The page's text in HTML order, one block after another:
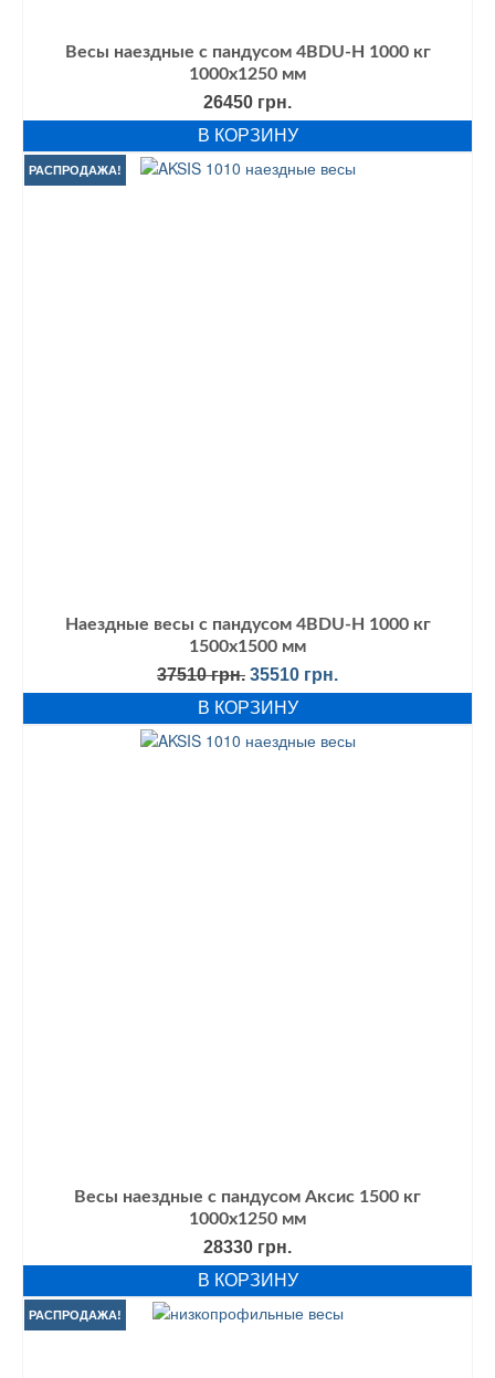
Весы наездные с пандусом 4BDU-Н 1000 кг
1000х1250 мм
26450 грн.
В КОРЗИНУ
РАСПРОДАЖА!
Наездные весы с пандусом 4BDU-Н 1000 кг
1500х1500 мм
37510грн. Первоначальная
цена
составляла
37510 грн..
35510 грн.Текущая
цена:
В КОРЗИНУ
Весы наездные с пандусом Аксис 1500 кг
1000х1250 мм
28330 грн.
В КОРЗИНУ
РАСПРОДАЖА!